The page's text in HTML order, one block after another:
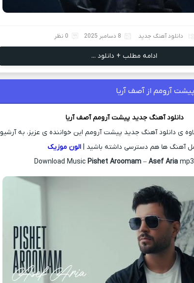
دانلود آهنگ جدید 8 دسامبر 2025 0 نظر
ادامه مطلب + دانلود ...
آرومم از آصف آریا
دانلود آهنگ جدید پیشت آروممآصف آریا
ی دانلود آهنگ جدید پیشت آرومم این خواننده ی عزیز، به آرشیو
آهنگ ها هم دسترسی داشته باشید | الون موزیک
Download MusicPishet Aroomam –Asef Aria